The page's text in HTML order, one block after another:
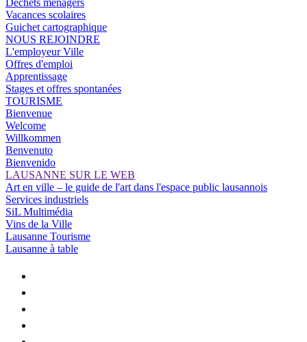
Déchets ménagers
Vacances scolaires
Guichet cartographique
NOUS REJOINDRE
L'employeur Ville
Offres d'emploi
Apprentissage
Stages et offres spontanées
TOURISME
Bienvenue
Welcome
Willkommen
Benvenuto
Bienvenido
LAUSANNE SUR LE WEB
Art en ville – le guide de l'art dans l'espace public lausannois
Services industriels
SiL Multimédia
Vins de la Ville
Lausanne Tourisme
Lausanne à table